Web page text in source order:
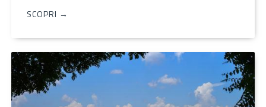
SCOPRI →